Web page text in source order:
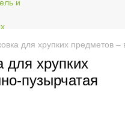
для хрупких предметов
для хрупких
пузырчатая